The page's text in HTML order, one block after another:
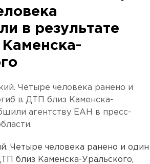
в результате
Четыре человека ранено и
в ДТП близ Каменска-
агентству ЕАН в пресс-
Четыре человека ранено и один
близ Каменска-Уральского,